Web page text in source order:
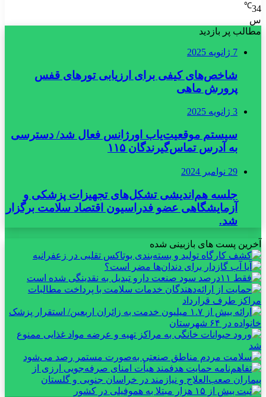
34
℃
س
مطالب پر بازدید
7 ژانویه 2025
شاخص‌های کیفی برای ارزیابی تورهای قفس
پرورش ماهی
3 ژانویه 2025
سیستم موقعیت‌یاب اورژانس فعال شد/ دسترسی
به آدرس تماس‌گیرندگان ۱۱۵
29 نوامبر 2024
جلسه هم‌اندیشی تشکل‌های تجهیزات پزشکی و
آزمایشگاهی عضو فدراسیون اقتصاد سلامت برگزار
شد.
آخرین پست های بازبینی شده